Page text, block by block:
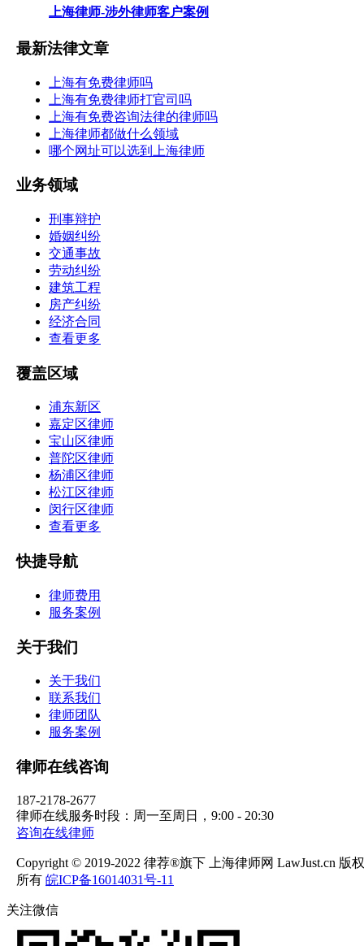
上海律师-涉外律师客户案例
最新法律文章
上海有免费律师吗
上海有免费律师打官司吗
上海有免费咨询法律的律师吗
上海律师都做什么领域
哪个网址可以选到上海律师
业务领域
刑事辩护
婚姻纠纷
交通事故
劳动纠纷
建筑工程
房产纠纷
经济合同
查看更多
覆盖区域
浦东新区
嘉定区律师
宝山区律师
普陀区律师
杨浦区律师
松江区律师
闵行区律师
查看更多
快捷导航
律师费用
服务案例
关于我们
关于我们
联系我们
律师团队
服务案例
律师在线咨询
187-2178-2677
律师在线服务时段：周一至周日，9:00 - 20:30
咨询在线律师
Copyright © 2019-2022 律荐®旗下 上海律师网 LawJust.cn 版权
所有 皖ICP备16014031号-11
关注微信